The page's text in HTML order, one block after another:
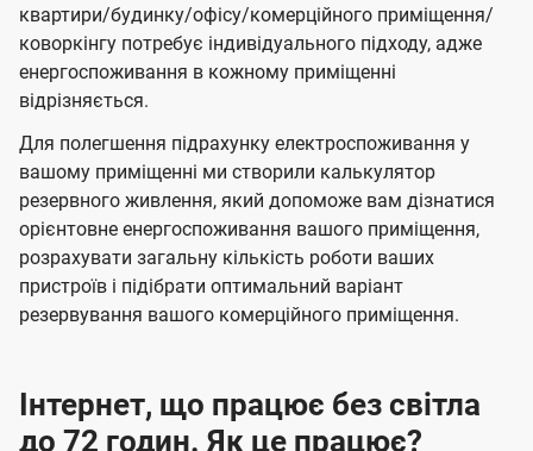
квартири/будинку/офісу/комерційного приміщення/
коворкінгу потребує індивідуального підходу, адже
енергоспоживання в кожному приміщенні
відрізняється.
Для полегшення підрахунку електроспоживання у
вашому приміщенні ми створили калькулятор
резервного живлення, який допоможе вам дізнатися
орієнтовне енергоспоживання вашого приміщення,
розрахувати загальну кількість роботи ваших
пристроїв і підібрати оптимальний варіант
резервування вашого комерційного приміщення.
Інтернет, що працює без світла
до 72 годин. Як це працює?